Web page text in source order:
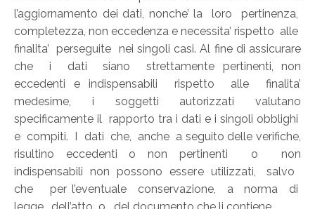
l’aggiornamento dei dati, nonche’ la loro pertinenza,
completezza, non eccedenza e necessita’ rispetto alle
finalita’ perseguite nei singoli casi. Al fine di assicurare
che i dati siano strettamente pertinenti, non
eccedenti e indispensabili rispetto alle finalita’
medesime, i soggetti autorizzati valutano
specificamente il rapporto tra i dati e i singoli obblighi
e compiti. I dati che, anche a seguito delle verifiche,
risultino eccedenti o non pertinenti o non
indispensabili non possono essere utilizzati, salvo
che per l’eventuale conservazione, a norma di